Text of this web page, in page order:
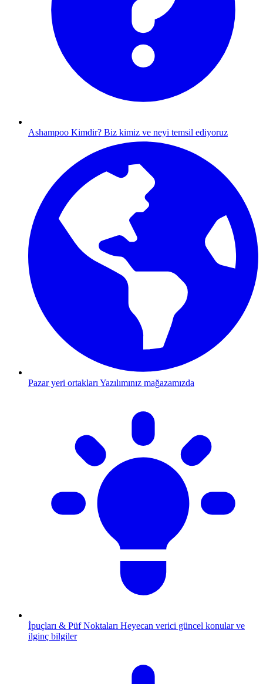
Ashampoo Kimdir? Biz kimiz ve neyi temsil ediyoruz
Pazar yeri ortakları Yazılımınız mağazamızda
İpuçları & Püf Noktaları Heyecan verici güncel konular ve
ilginç bilgiler